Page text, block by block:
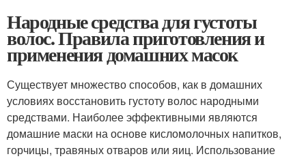
Народные средства для густоты
волос. Правила приготовления и
применения домашних масок
Существует множество способов, как в домашних
условиях восстановить густоту волос народными
средствами. Наиболее эффективными являются
домашние маски на основе кисломолочных напитков,
горчицы, травяных отваров или яиц. Использование